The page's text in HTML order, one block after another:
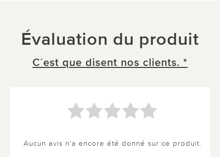
Évaluation du produit
C´est que disent nos clients. *
Aucun avis n'a encore été donné sur ce produit.